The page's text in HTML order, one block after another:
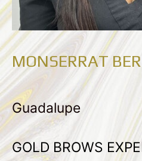
MONSERRAT
Guadalupe
GOLD BROWS